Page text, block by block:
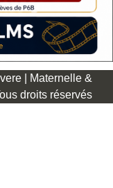
| Maternelle &
droits réservés